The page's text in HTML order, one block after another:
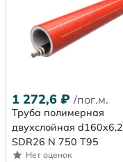
1 272,6 ₽ /пог.м.
Труба полимерная
двухслойная d160x6,2
SDR26 N 750 Т95
Нет оценок